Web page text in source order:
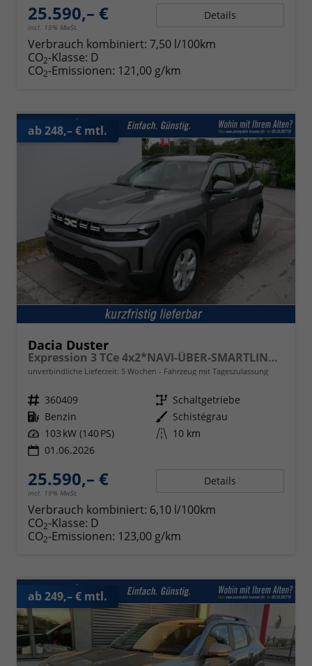
25.590,– €
incl. 19% MwSt.
Details
Verbrauch kombiniert: 7,50 l/100km
CO2-Klasse: D
CO2-Emissionen: 121,00 g/km
ab 248,– € mtl.
Dacia Duster
Expression 3 TCe 4x2*NAVI-ÜBER-SMARTLINK*AHK*PDC-KAMERA*LED*SHZ*17-ZOLL
unverbindliche Lieferzeit: 5 Wochen Fahrzeug mit Tageszulassung
Fahrzeugnr. 360409 Getriebe Schaltgetriebe
Kraftstoff Benzin Außenfarbe Schistégrau
Leistung 103 kW (140 PS) Kilometerstand 10 km
01.06.2026
25.590,– €
incl. 19% MwSt.
Details
Verbrauch kombiniert: 6,10 l/100km
CO2-Klasse: D
CO2-Emissionen: 123,00 g/km
ab 249,– € mtl.